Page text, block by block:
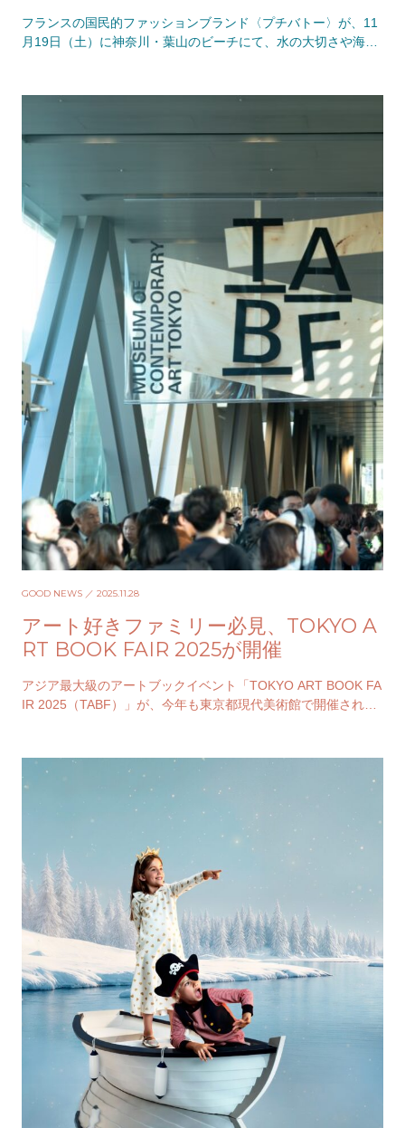
フランスの国民的ファッションブランド〈プチバトー〉が、11
月19日（土）に神奈川・葉山のビーチにて、水の大切さや海の
GOOD NEWS ／ 2025.11.28
アート好きファミリー必見、TOKYO A
RT BOOK FAIR 2025が開催
アジア最大級のアートブックイベント「TOKYO ART BOOK FA
IR 2025（TABF）」が、今年も東京都現代美術館で開催され